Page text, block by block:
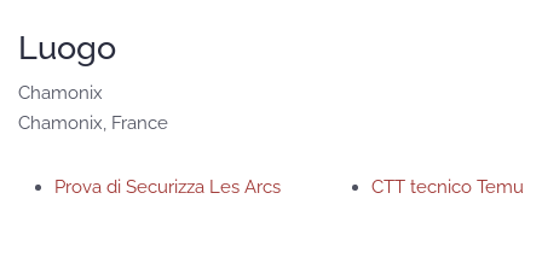
Luogo
Chamonix
Chamonix, France
Prova di Securizza Les Arcs CTT tecnico Temu